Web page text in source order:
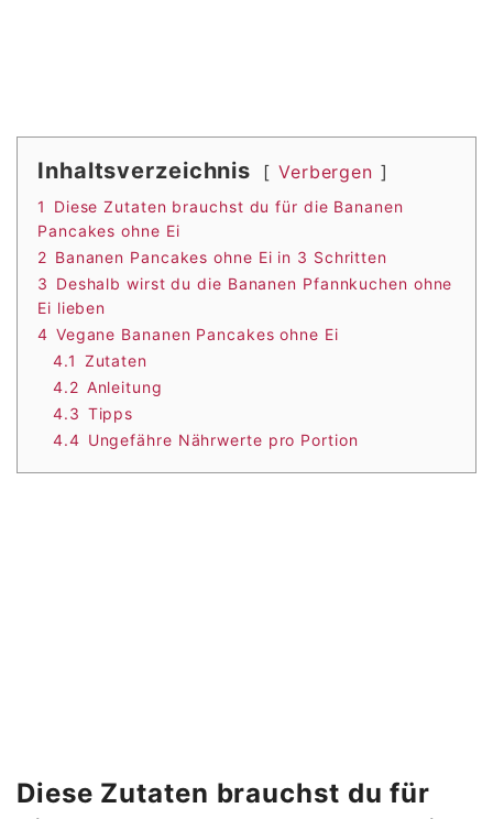
Inhaltsverzeichnis Verbergen
1
Diese Zutaten brauchst du für die Bananen
Pancakes ohne Ei
2 Bananen Pancakes ohne Ei in 3 Schritten
3 Deshalb wirst du die Bananen Pfannkuchen ohne
Ei lieben
4 Vegane Bananen Pancakes ohne Ei
4.1 Zutaten
4.2 Anleitung
4.3 Tipps
4.4 Ungefähre Nährwerte pro Portion
Diese Zutaten brauchst du für